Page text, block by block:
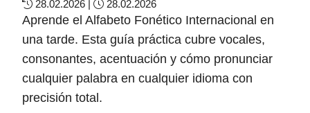
Englisch Deutsch Spanisch
28.02.2026 | 28.02.2026
Aprende el Alfabeto Fonético Internacional en
una tarde. Esta guía práctica cubre vocales,
consonantes, acentuación y cómo pronunciar
cualquier palabra en cualquier idioma con
precisión total.